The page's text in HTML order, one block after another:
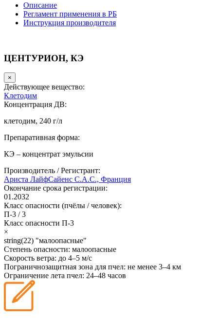
Описание
Регламент применения в РБ
Инструкция производителя
ЦЕНТУРИОН, КЭ
×
Действующее вещество:
Клетодим
Концентрация ДВ:
клетодим, 240 г/л
Препаративная форма:
КЭ – концентрат эмульсии
Производитель / Регистрант:
Ариста ЛайфСайенс С.А.С., Франция
Окончание срока регистрации:
01.2032
Класс опасности (пчёлы / человек):
П-3 /3
Класс опасности П-3
×
string(22) "малоопасные"
Степень опасности: малоопасные
Скорость ветра: до 4–5 м/с
Пограничнозащитная зона для пчел: не менее 3–4 км
Ограничение лета пчел: 24–48 часов